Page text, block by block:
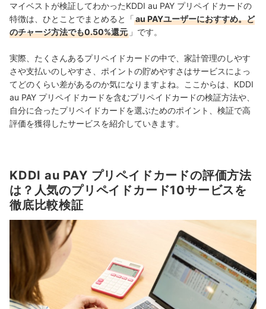
マイベストが検証してわかったKDDI au PAY プリペイドカードの
特徴は、ひとことでまとめると「au PAYユーザーにおすすめ。ど
のチャージ方法でも0.50%還元 」です。
実際、たくさんあるプリペイドカードの中で、家計管理のしやす
さや支払いのしやすさ、ポイントの貯めやすさはサービスによっ
てどのくらい差があるのか気になりますよね。ここからは、KDDI
au PAY プリペイドカードを含むプリペイドカードの検証方法や、
自分に合ったプリペイドカードを選ぶためのポイント、検証で高
評価を獲得したサービスを紹介していきます。
KDDI au PAY プリペイドカードの評価方法
は？人気のプリペイドカード10サービスを
徹底比較検証